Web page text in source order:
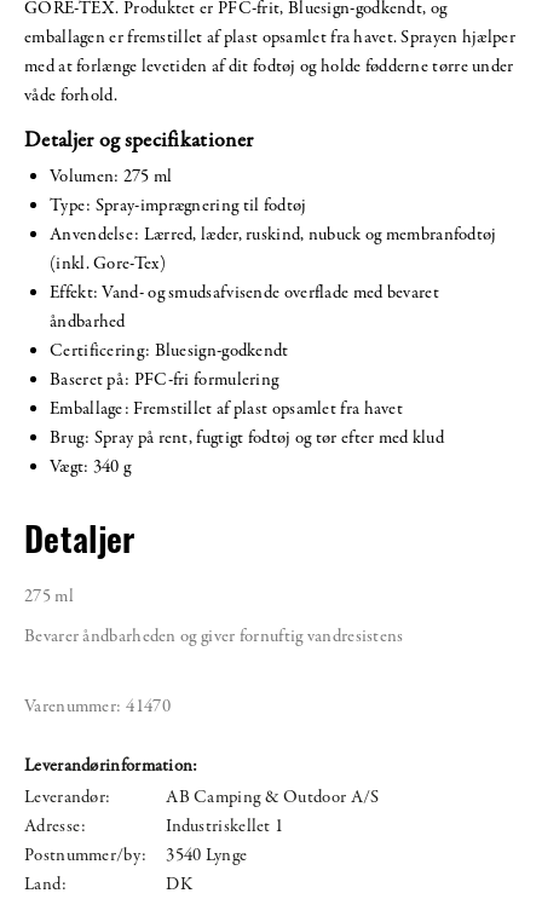
GORE-TEX. Produktet er PFC-frit, Bluesign-godkendt, og
emballagen er fremstillet af plast opsamlet fra havet. Sprayen hjælper
med at forlænge levetiden af dit fodtøj og holde fødderne tørre under
våde forhold.
Detaljer og specifikationer
Volumen: 275 ml
Type: Spray-imprægnering til fodtøj
Anvendelse: Lærred, læder, ruskind, nubuck og membranfodtøj
(inkl. Gore-Tex)
Effekt: Vand- og smudsafvisende overflade med bevaret
åndbarhed
Certificering: Bluesign-godkendt
Baseret på: PFC-fri formulering
Emballage: Fremstillet af plast opsamlet fra havet
Brug: Spray på rent, fugtigt fodtøj og tør efter med klud
Vægt: 340 g
Detaljer
275 ml
Bevarer åndbarheden og giver fornuftig vandresistens
Varenummer: 41470
Leverandørinformation:
Leverandør:
AB Camping & Outdoor A/S
Adresse:
Industriskellet 1
Postnummer/by:
3540 Lynge
Land:
DK